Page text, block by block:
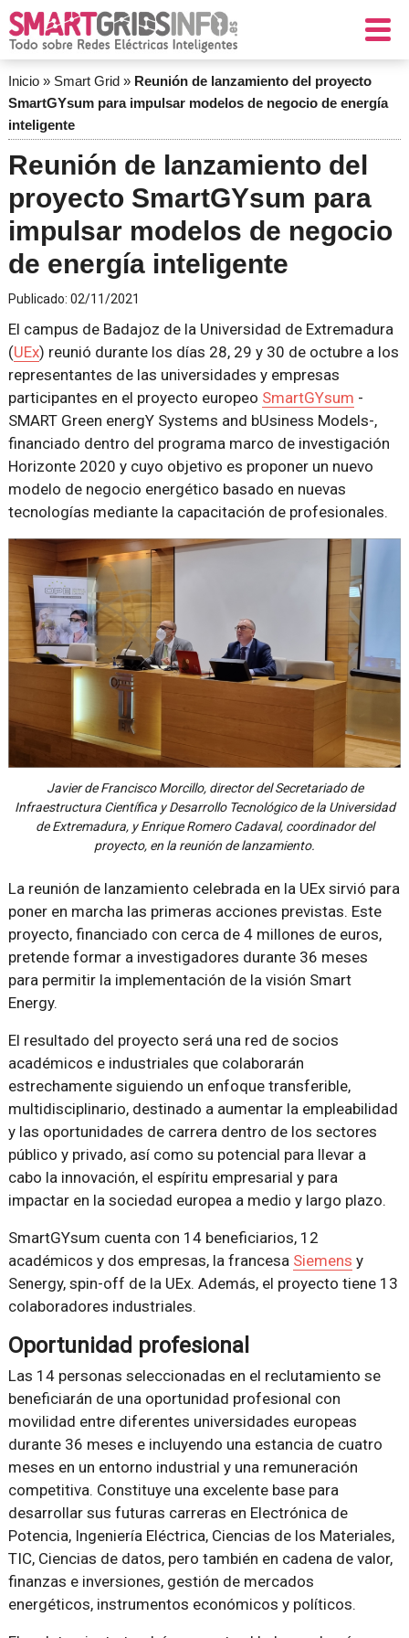
Inicio» Smart Grid» Reunión de lanzamiento del proyecto
SmartGYsum para impulsar modelos de negocio de energía
inteligente
Reunión de lanzamiento del
proyecto SmartGYsum para
impulsar modelos de negocio
de energía inteligente
Publicado: 02/11/2021
El campus de Badajoz de la Universidad de Extremadura
(UEx) reunió durante los días 28, 29 y 30 de octubre a los
representantes de las universidades y empresas
participantes en el proyecto europeo SmartGYsum -
SMART Green energY Systems and bUsiness Models-,
financiado dentro del programa marco de investigación
Horizonte 2020 y cuyo objetivo es proponer un nuevo
modelo de negocio energético basado en nuevas
tecnologías mediante la capacitación de profesionales.
Javier de Francisco Morcillo, director del Secretariado de
Infraestructura Científica y Desarrollo Tecnológico de la Universidad
de Extremadura, y Enrique Romero Cadaval, coordinador del
proyecto, en la reunión de lanzamiento.
La reunión de lanzamiento celebrada en la UEx sirvió para
poner en marcha las primeras acciones previstas. Este
proyecto, financiado con cerca de 4 millones de euros,
pretende formar a investigadores durante 36 meses
para permitir la implementación de la visión Smart
Energy.
El resultado del proyecto será una red de socios
académicos e industriales que colaborarán
estrechamente siguiendo un enfoque transferible,
multidisciplinario, destinado a aumentar la empleabilidad
y las oportunidades de carrera dentro de los sectores
público y privado, así como su potencial para llevar a
cabo la innovación, el espíritu empresarial y para
impactar en la sociedad europea a medio y largo plazo.
SmartGYsum cuenta con 14 beneficiarios, 12
académicos y dos empresas, la francesa Siemens y
Senergy, spin-off de la UEx. Además, el proyecto tiene 13
colaboradores industriales.
Oportunidad profesional
Las 14 personas seleccionadas en el reclutamiento se
beneficiarán de una oportunidad profesional con
movilidad entre diferentes universidades europeas
durante 36 meses e incluyendo una estancia de cuatro
meses en un entorno industrial y una remuneración
competitiva. Constituye una excelente base para
desarrollar sus futuras carreras en Electrónica de
Potencia, Ingeniería Eléctrica, Ciencias de los Materiales,
TIC, Ciencias de datos, pero también en cadena de valor,
finanzas e inversiones, gestión de mercados
energéticos, instrumentos económicos y políticos.